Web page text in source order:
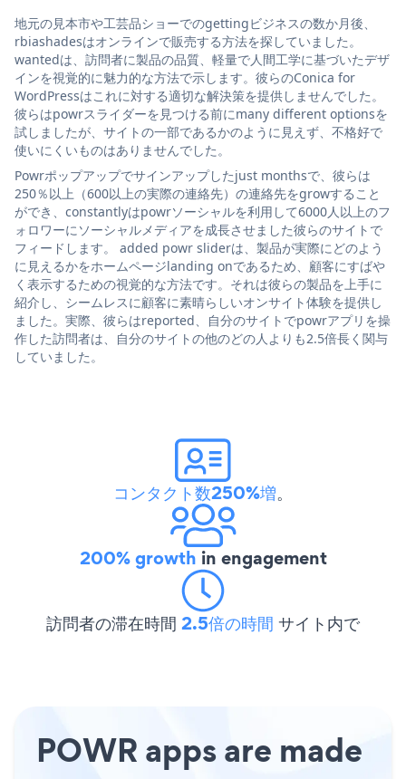
地元の見本市や工芸品ショーでのgettingビジネスの数か月後、
rbiashadesはオンラインで販売する方法を探していました。
wantedは、訪問者に製品の品質、軽量で人間工学に基づいたデザ
インを視覚的に魅力的な方法で示します。彼らのConica for
WordPressはこれに対する適切な解決策を提供しませんでした。
彼らはpowrスライダーを見つける前にmany different optionsを
試しましたが、サイトの一部であるかのように見えず、不格好で
使いにくいものはありませんでした。
Powrポップアップでサインアップしたjust monthsで、彼らは
250％以上（600以上の実際の連絡先）の連絡先をgrowすること
ができ、constantlyはpowrソーシャルを利用して6000人以上のフ
ォロワーにソーシャルメディアを成長させました彼らのサイトで
フィードします。 added powr sliderは、製品が実際にどのよう
に見えるかをホームページlanding onであるため、顧客にすばや
く表示するための視覚的な方法です。それは彼らの製品を上手に
紹介し、シームレスに顧客に素晴らしいオンサイト体験を提供し
ました。実際、彼らはreported、自分のサイトでpowrアプリを操
作した訪問者は、自分のサイトの他のどの人よりも2.5倍長く関与
していました。
コンタクト数250%増。
200% growth in engagement
訪問者の滞在時間 2.5倍の時間 サイト内で
POWR apps are made